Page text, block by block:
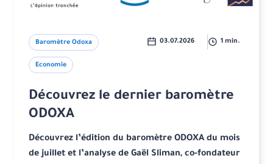
Baromètre Odoxa
Economie
03.07.2026 1 min.
Découvrez le dernier baromètre
ODOXA
Découvrez l’édition du baromètre ODOXA du mois
de juillet et l’analyse de Gaël Sliman, co-fondateur